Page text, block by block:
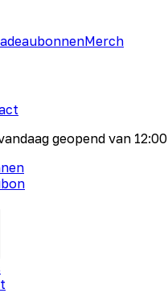
Merch
geopend van 12:00